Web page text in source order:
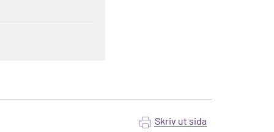
Skriv ut sida